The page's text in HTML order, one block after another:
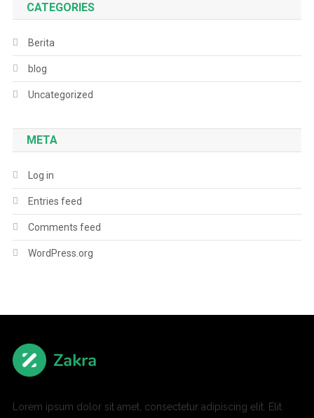
CATEGORIES
Berita
blog
Uncategorized
META
Log in
Entries feed
Comments feed
WordPress.org
Lorem ipsum dolor sit amet, consectetur adipiscing elit. Elit